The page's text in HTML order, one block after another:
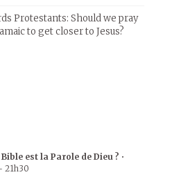
Protestants: Should we pray
to get closer to Jesus?
est la Parole de Dieu ? •
21h30